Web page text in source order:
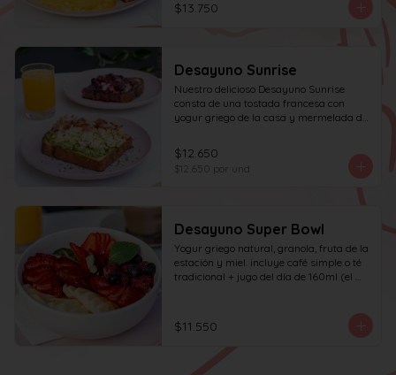
$13.750
Desayuno Sunrise
Nuestro delicioso Desayuno Sunrise
consta de una tostada francesa con
yogur griego de la casa y mermelada de
de pan blanco con palta molida, pasta de
huevo y tocino en cuadritos, coronada
con ciboulette.
$12.650
$12.650 por und
Desayuno Super Bowl
Yogur griego natural, granola, fruta de la
estación y miel. incluye café simple o té
tradicional + jugo del día de 160ml (el
$11.550